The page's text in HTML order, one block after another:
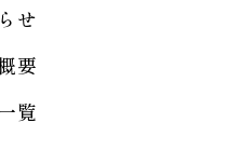
せ
要
覧